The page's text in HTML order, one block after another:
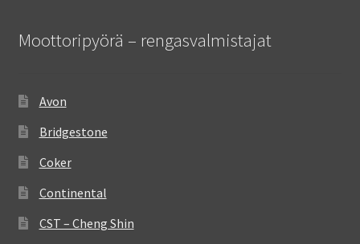
Moottoripyörä – rengasvalmistajat
Avon
Bridgestone
Coker
Continental
CST – Cheng Shin